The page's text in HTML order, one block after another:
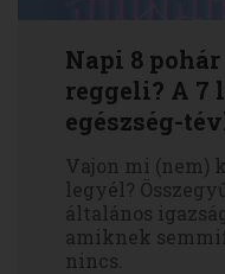
Napi 8
reggeli? A 7
egészség-
Vajon mi (nem)
legyél?
általános
amiknek
nincs.